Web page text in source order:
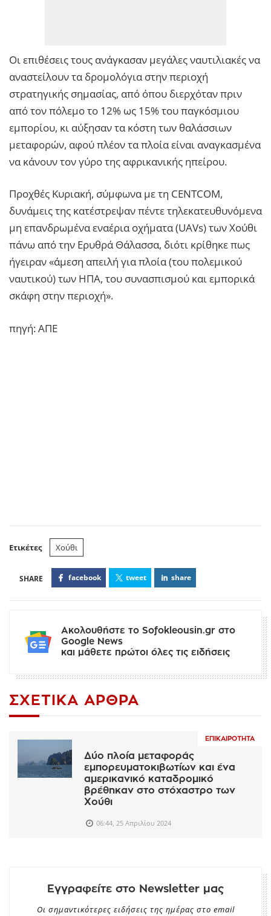
Οι επιθέσεις τους ανάγκασαν μεγάλες ναυτιλιακές να
αναστείλουν τα δρομολόγια στην περιοχή
στρατηγικής σημασίας, από όπου διερχόταν πριν
από τον πόλεμο το 12% ως 15% του παγκόσμιου
εμπορίου, κι αύξησαν τα κόστη των θαλάσσιων
μεταφορών, αφού πλέον τα πλοία είναι αναγκασμένα
να κάνουν τον γύρο της αφρικανικής ηπείρου.
Προχθές Κυριακή, σύμφωνα με τη CENTCOM,
δυνάμεις της κατέστρεψαν πέντε τηλεκατευθυνόμενα
μη επανδρωμένα εναέρια οχήματα (UAVs) των Χούθι
πάνω από την Ερυθρά Θάλασσα, διότι κρίθηκε πως
ήγειραν «άμεση απειλή για πλοία (του πολεμικού
ναυτικού) των ΗΠΑ, του συνασπισμού και εμπορικά
σκάφη στην περιοχή».
πηγή: ΑΠΕ
Ετικέτες Χούθι
facebook tweet share
Ακολουθήστε το Sofokleousin.gr στο
Google News
και μάθετε πρώτοι όλες τις ειδήσεις
ΣΧΕΤΙΚΆ ΆΡΘΡΑ
ΕΠΙΚΑΙΡΌΤΗΤΑ
Δύο πλοία μεταφοράς
εμπορευματοκιβωτίων και ένα
αμερικανικό καταδρομικό
βρέθηκαν στο στόχαστρο των
Χούθι
06:44, 25 Απριλίου 2024
Εγγραφείτε στο Newsletter μας
Οι σημαντικότερες ειδήσεις της ημέρας στο email